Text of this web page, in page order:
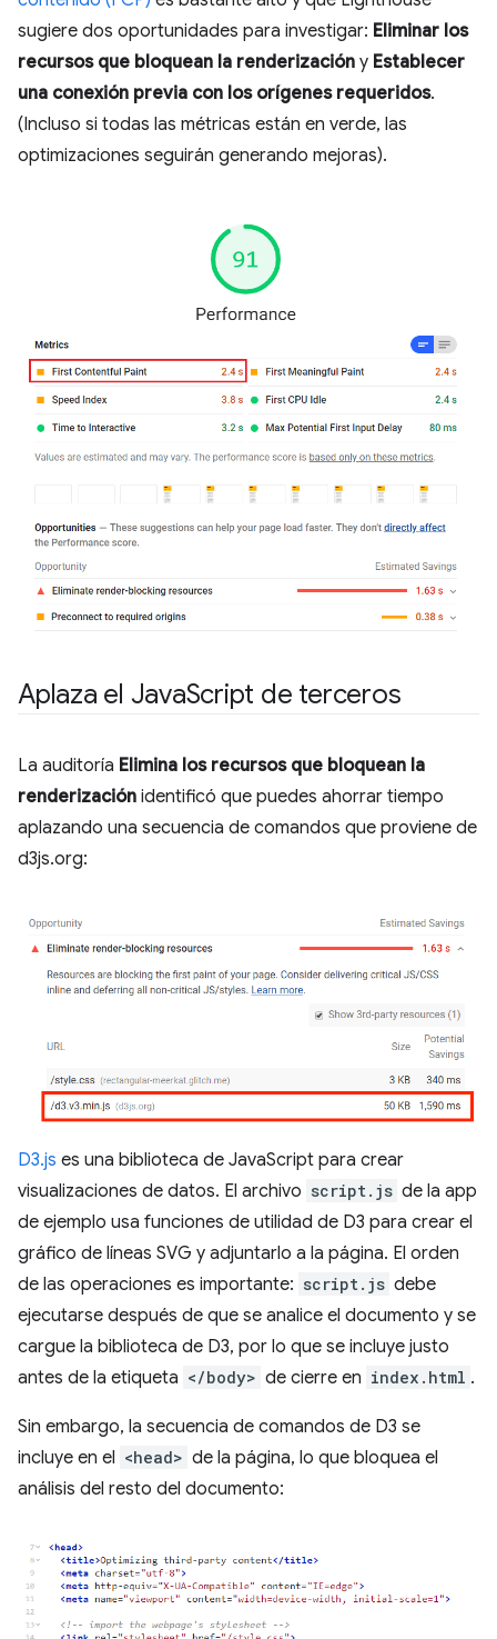
sugiere dos oportunidades para investigar: Eliminar los
recursos que bloquean la renderización y Establecer
una conexión previa con los orígenes requeridos.
(Incluso si todas las métricas están en verde, las
optimizaciones seguirán generando mejoras).
Aplaza el JavaScript de terceros
La auditoría Elimina los recursos que bloquean la
renderización identificó que puedes ahorrar tiempo
aplazando una secuencia de comandos que proviene de
d3js.org:
D3.js es una biblioteca de JavaScript para crear
visualizaciones de datos. El archivo script.js de la app
de ejemplo usa funciones de utilidad de D3 para crear el
gráfico de líneas SVG y adjuntarlo a la página. El orden
de las operaciones es importante: script.js debe
ejecutarse después de que se analice el documento y se
cargue la biblioteca de D3, por lo que se incluye justo
antes de la etiqueta </body> de cierre en index.html .
Sin embargo, la secuencia de comandos de D3 se
incluye en el <head> de la página, lo que bloquea el
análisis del resto del documento: